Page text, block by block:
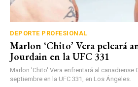
DEPORTE PROFESIONAL
Marlon ‘Chito’ Vera peleará
Jourdain en la UFC 331
Marlon 'Chito' Vera enfrentará al canadiense
septiembre en la UFC 331, en Los Ángeles.